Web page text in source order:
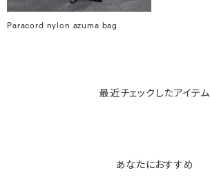
Paracord nylon azuma bag
最近チェックしたアイテム
あなたにおすすめ